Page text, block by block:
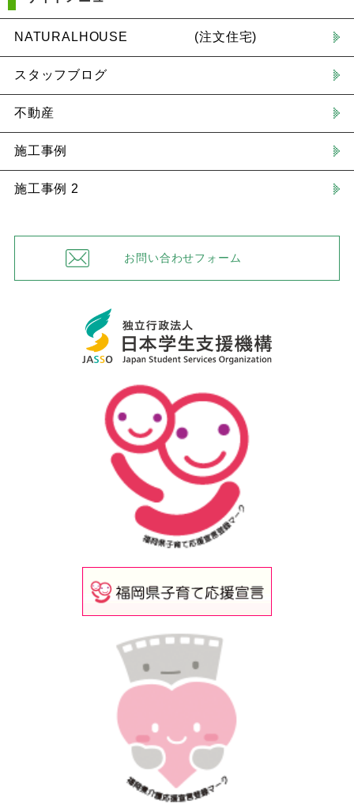
NATURALHOUSE (注文住宅)
スタッフブログ
不動産
施工事例
施工事例 2
お問い合わせフォーム